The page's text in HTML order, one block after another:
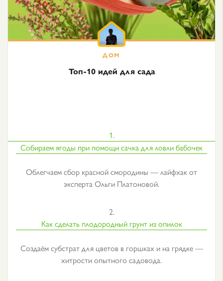
Топ-10 идей для сада
1.
Собираем ягоды при помощи сачка для ловли бабочек
Облегчаем сбор красной смородины — лайфхак от
эксперта Ольги Платоновой.
2.
Как сделать плодородный грунт из опилок
Создаём субстрат для цветов в горшках и на грядке —
хитрости опытного садовода.